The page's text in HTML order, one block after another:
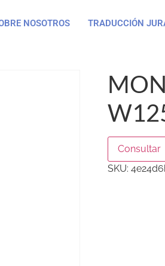
NOSOTROS TRADUCCIÓN
Consultar
SKU: